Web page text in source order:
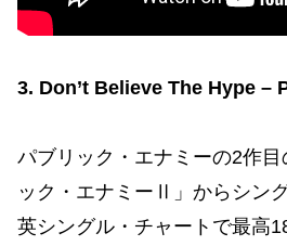
3. Don’t Believe The Hype –
パブリック・エナミーの2作目
ック・エナミーⅡ」からシン
英シングル・チャートで最高